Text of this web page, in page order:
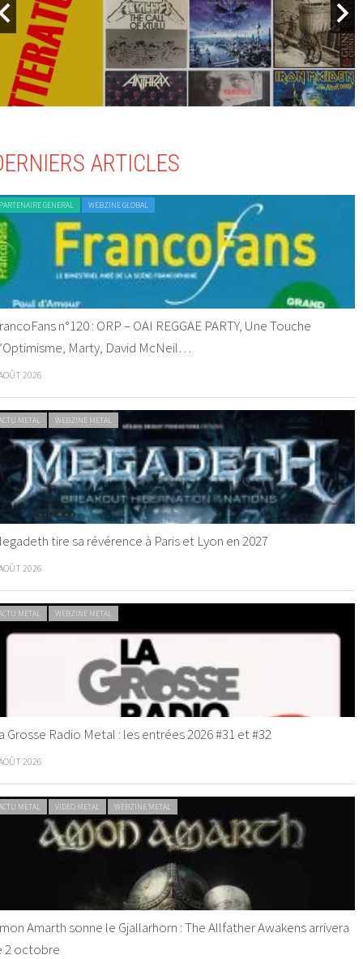
ARTICLES
GENERAL WEBZINE GLOBAL
n°120 : ORP – OAI REGGAE PARTY, Une Touche
Marty, David McNeil…
2026
METAL WEBZINE METAL
tire sa révérence à Paris et Lyon en 2027
2026
METAL WEBZINE METAL
Grosse Radio Metal : les entrées 2026 #31 et #32
2026
METAL VIDEO METAL WEBZINE METAL
Amarth sonne le Gjallarhorn : The Allfather Awakens arrivera
2 octobre